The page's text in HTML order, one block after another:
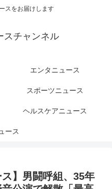
スをお届けします
スチャンネル
エンタニュース
スポーツニュース
ヘルスケアニュース
ース
ス】男闘呼組、35年